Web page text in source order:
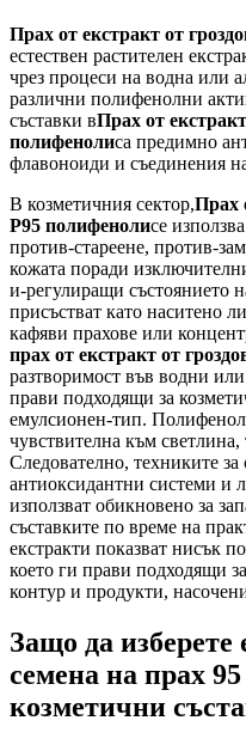
Прах от екстракт от
естествен растителен
чрез процеси на водна или
различни полифенолни
съставки вПрах от
полифенолиса предимно
флавоноиди и съединения
В козметичния сектор,Прах
P95 полифенолисе
против-стареене, против-
кожата поради
и-регулиращи състоянието
присъстват като наситено
кафяви прахове или
прах от екстракт от
разтворимост във водни
прави подходящи за
емулсионен-тип.
чувствителна към
Следователно, техниките
антиоксидантни системи и
използват обикновено за
съставките по време на
екстракти показват нисък
което ги прави подходящи
контур и продукти,
Защо да изберете
семена на прах
козметични